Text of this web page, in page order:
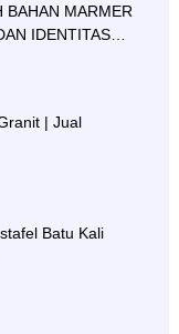
BAHAN MARMER
IDENTITAS
| Jual
Batu Kali